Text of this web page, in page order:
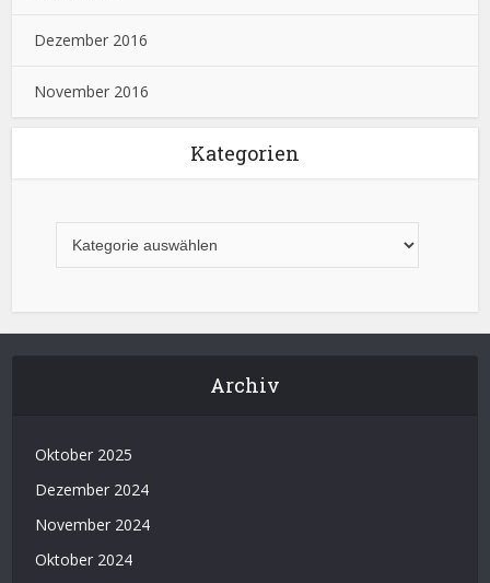
Dezember 2016
November 2016
Kategorien
Archiv
Oktober 2025
Dezember 2024
November 2024
Oktober 2024